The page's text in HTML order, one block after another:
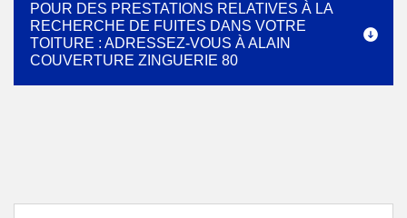
POUR DES PRESTATIONS RELATIVES À LA
RECHERCHE DE FUITES DANS VOTRE
TOITURE : ADRESSEZ-VOUS À ALAIN
COUVERTURE ZINGUERIE 80